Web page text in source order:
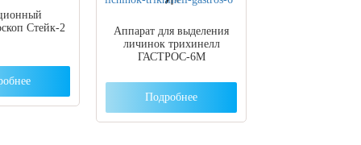
Стейк-2
Аппарат для выделения
личинок трихинелл
ГАСТРОС-6М
Подробнее